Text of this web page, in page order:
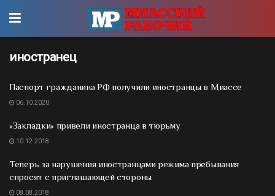
иностранец
Паспорт гражданина РФ получили иностранцы в Миассе
06.10.2020
«Закладки» привели иностранца в тюрьму
10.12.2018
Теперь за нарушения иностранцами режима пребывания
спросят с приглашающей стороны
08.08.2018